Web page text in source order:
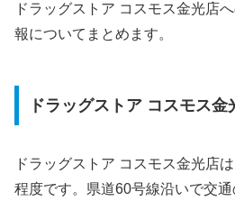
ドラッグストア コスモス金光店
報についてまとめます。
ドラッグストア コスモス
ドラッグストア コスモス金光店
程度です。県道60号線沿いで交